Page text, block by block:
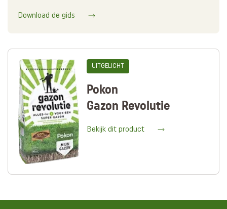
Download de gids
UITGELICHT
Pokon
Gazon Revolutie
Bekijk dit product